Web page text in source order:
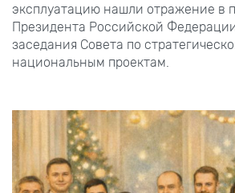
эксплуатацию нашли отражение в
Президента Российской
заседания Совета по
национальным проектам.